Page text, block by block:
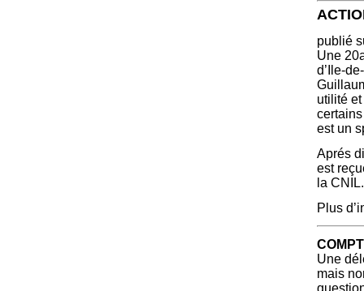
publié
Une
d’Ile-
utilité
est un
Aprés
est
la CNIL.
Plus
Une
mais